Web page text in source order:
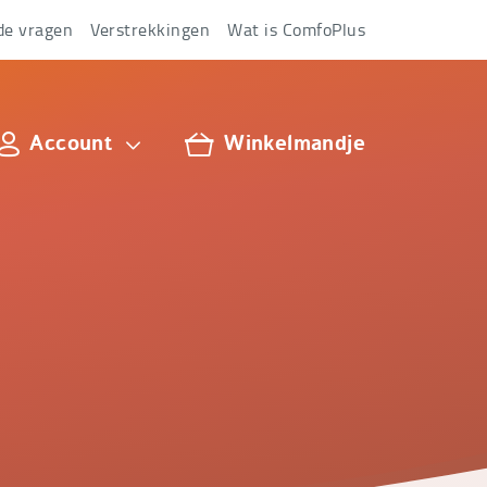
vragen Verstrekkingen Wat is ComfoPlus
Account Winkelmandje